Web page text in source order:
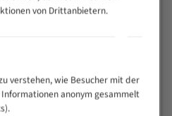
(Materialmischung,
von Drittanbietern.
verstehen, wie Besucher mit der
anonym gesammelt